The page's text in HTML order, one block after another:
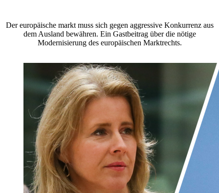
Der europäische markt muss sich gegen aggressive Konkurrenz aus
dem Ausland bewähren. Ein Gastbeitrag über die nötige
Modernisierung des europäischen Marktrechts.